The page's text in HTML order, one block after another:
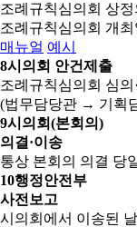
조례규칙심의회 상
조례규칙심의회 개
매뉴얼 예시
8시의회 안건제출
조례규칙심의회 심
(법무담당관 → 기획
9시의회(본회의)
의결·이송
통상 본회의 의결 당
10행정안전부
사전보고
시의회에서 이송된